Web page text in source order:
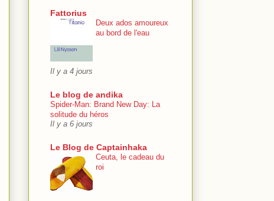
Fattorius
Deux ados amoureux
au bord de l'eau
Il y a 4 jours
Le blog de andika
Spider-Man: Brand New Day: La
solitude du héros
Il y a 6 jours
Le Blog de Captainhaka
Ceuta, le cadeau du
roi